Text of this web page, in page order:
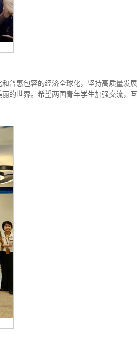
普惠包容的经济全球化，坚持高质量发展
的世界。希望两国青年学生加强交流，互